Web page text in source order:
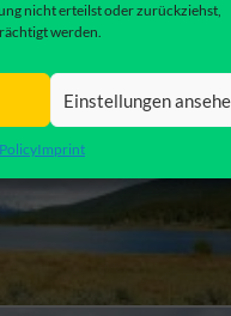
nicht erteilst oder zurückziehst,
werden.
Einstellungen
Imprint